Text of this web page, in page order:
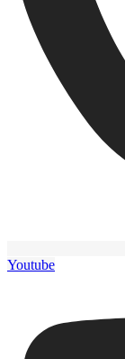
Youtube